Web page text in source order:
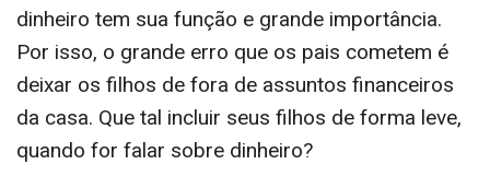
dinheiro tem sua função e grande importância.
Por isso, o grande erro que os pais cometem é
deixar os filhos de fora de assuntos financeiros
da casa. Que tal incluir seus filhos de forma leve,
quando for falar sobre dinheiro?